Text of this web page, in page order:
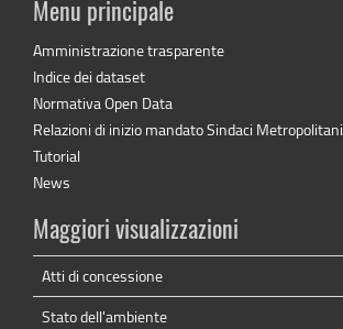
Menu principale
Amministrazione trasparente
Indice dei dataset
Normativa Open Data
Relazioni di inizio mandato Sindaci Metropolitani
Tutorial
News
Maggiori visualizzazioni
Atti di concessione
Stato dell'ambiente